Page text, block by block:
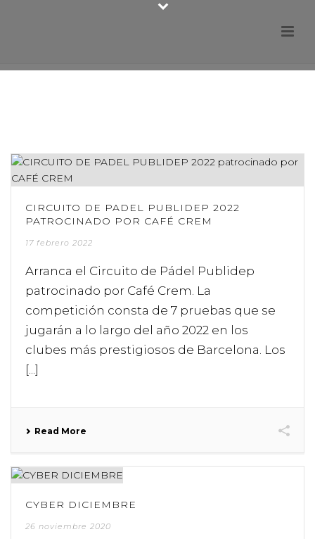
CIRCUITO DE PADEL PUBLIDEP 2022
PATROCINADO POR CAFÉ CREM
17 febrero 2022
Arranca el Circuito de Pádel Publidep
patrocinado por Café Crem. La
competición consta de 7 pruebas que se
jugarán a lo largo del año 2022 en los
clubes más prestigiosos de Barcelona. Los
[...]
Read More
CYBER DICIEMBRE
26 noviembre 2020